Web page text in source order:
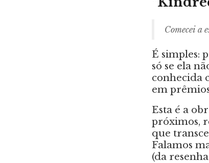
Comecei a
É simples:
só se ela
conhecida
em
Esta é a
próximos,
que
Falamos
(da